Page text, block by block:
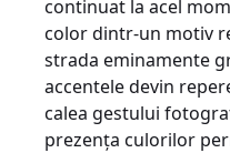
continuat la acel
color dintr-un motiv
strada eminamente
accentele devin
calea gestului
prezenţa culorilor